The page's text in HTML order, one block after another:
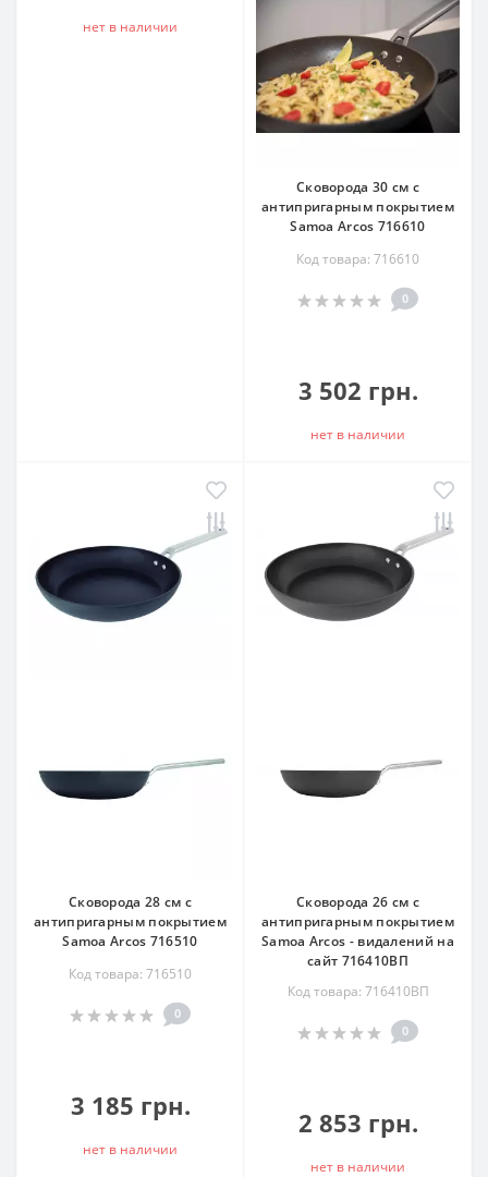
нет в наличии
Сковорода 30 см c
антипригарным покрытием
Samoa Arcos 716610
Код товара: 716610
0
3 502 грн.
нет в наличии
Сковорода 28 см c
антипригарным покрытием
Samoa Arcos 716510
Код товара: 716510
0
3 185 грн.
нет в наличии
Сковорода 26 см c
антипригарным покрытием
Samoa Arcos - видалений на
сайт 716410ВП
Код товара: 716410ВП
0
2 853 грн.
нет в наличии